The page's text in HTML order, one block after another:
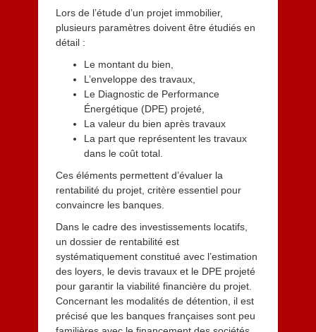
Lors de l’étude d’un projet immobilier,
plusieurs paramètres doivent être étudiés en
détail :
Le montant du bien,
L’enveloppe des travaux,
Le Diagnostic de Performance
Énergétique (DPE) projeté,
La valeur du bien après travaux
La part que représentent les travaux
dans le coût total.
Ces éléments permettent d’évaluer la
rentabilité du projet, critère essentiel pour
convaincre les banques.
Dans le cadre des investissements locatifs,
un dossier de rentabilité est
systématiquement constitué avec l’estimation
des loyers, le devis travaux et le DPE projeté
pour garantir la viabilité financière du projet.
Concernant les modalités de détention, il est
précisé que les banques françaises sont peu